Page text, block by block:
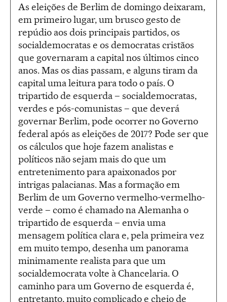
As eleições de Berlim de domingo deixaram,
em primeiro lugar, um brusco gesto de
repúdio aos dois principais partidos, os
socialdemocratas e os democratas cristãos
que governaram a capital nos últimos cinco
anos. Mas os dias passam, e alguns tiram da
capital uma leitura para todo o país. O
tripartido de esquerda – socialdemocratas,
verdes e pós-comunistas – que deverá
governar Berlim, pode ocorrer no Governo
federal após as eleições de 2017? Pode ser que
os cálculos que hoje fazem analistas e
políticos não sejam mais do que um
entretenimento para apaixonados por
intrigas palacianas. Mas a formação em
Berlim de um Governo vermelho-vermelho-
verde – como é chamado na Alemanha o
tripartido de esquerda – envia uma
mensagem política clara e, pela primeira vez
em muito tempo, desenha um panorama
minimamente realista para que um
socialdemocrata volte à Chancelaria. O
caminho para um Governo de esquerda é,
entretanto, muito complicado e cheio de